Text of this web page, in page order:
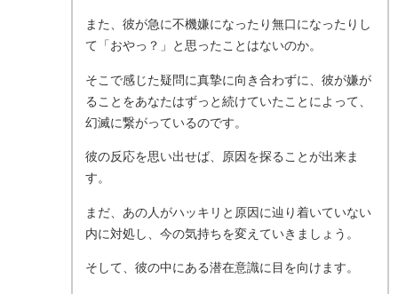
また、彼が急に不機嫌になったり無口になったりし
て「おやっ？」と思ったことはないのか。
そこで感じた疑問に真摯に向き合わずに、彼が嫌が
ることをあなたはずっと続けていたことによって、
幻滅に繋がっているのです。
彼の反応を思い出せば、原因を探ることが出来ま
す。
まだ、あの人がハッキリと原因に辿り着いていない
内に対処し、今の気持ちを変えていきましょう。
そして、彼の中にある潜在意識に目を向けます。